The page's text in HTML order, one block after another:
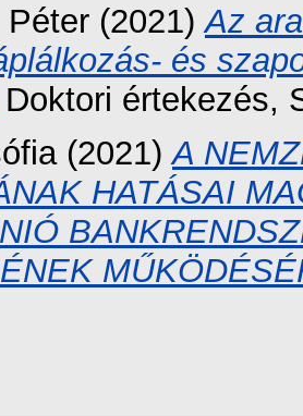
Péter (2021)Az
és
Doktori értekezés,
(2021)A
HATÁSAI